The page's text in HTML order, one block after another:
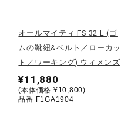
ゴルフ
オールマイティ FS 32 L (ゴ
ムの靴紐&ベルト／ローカッ
ト／ワーキング) ウィメンズ
¥11,880
(本体価格 ¥10,800)
品番 F1GA1904